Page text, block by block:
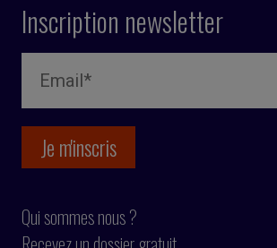
Inscription newsletter
Qui sommes nous ?